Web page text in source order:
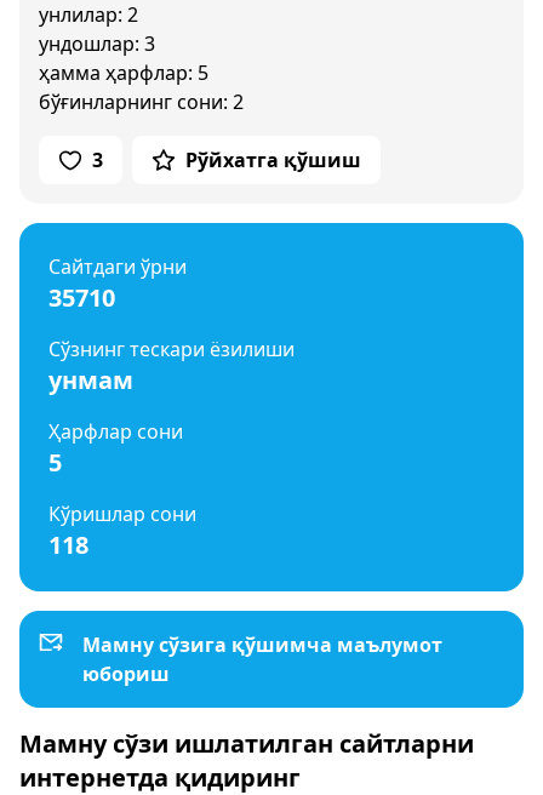
унлилар: 2
ундошлар: 3
ҳамма ҳарфлар: 5
бўғинларнинг сони: 2
3 Рўйхатга қўшиш
Сайтдаги ўрни
35710
Сўзнинг тескари ёзилиши
унмам
Ҳарфлар сони
5
Кўришлар сони
118
Мамну сўзига қўшимча маълумот
юбориш
Мамну сўзи ишлатилган сайтларни
интернетда қидиринг